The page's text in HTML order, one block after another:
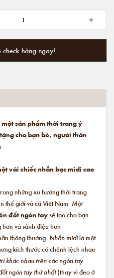
+
check hàng ngay!
sản phẩm thời trang ý
cho bạn bè, người thân
vài chiếc nhẫn bạc midi cao
những xu hướng thời trang
thế giới và cả Việt Nam. Một
đốt ngón taysẽ tạo cho bạn
và sành điệu hơn
thông thường. Nhẫn midilà một
kích thước có chênh lệch nhau
khác nhau trên các ngón tay.
ngón tay thứ nhất(thay vì đeo ở